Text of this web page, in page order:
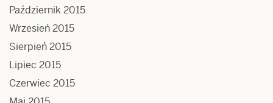
Październik 2015
Wrzesień 2015
Sierpień 2015
Lipiec 2015
Czerwiec 2015